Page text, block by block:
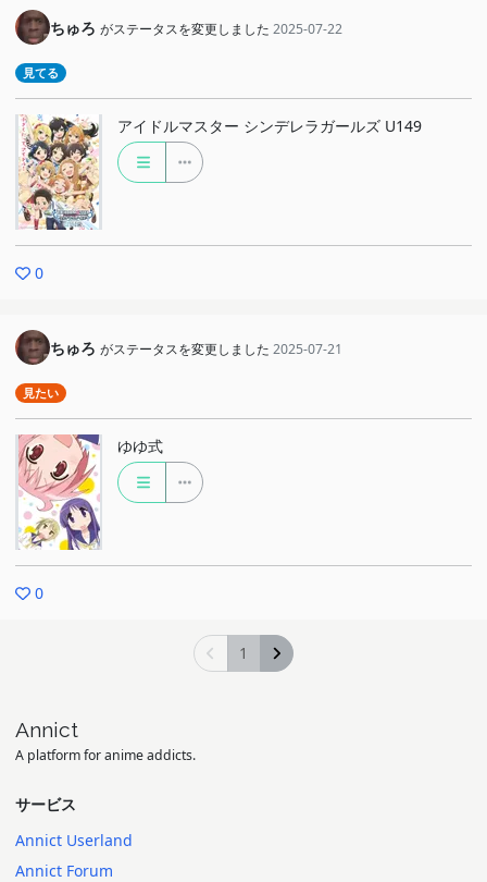
ちゅろ がステータスを変更しました 2025-07-22
見てる
アイドルマスター シンデレラガールズ U149
0
ちゅろ がステータスを変更しました 2025-07-21
見たい
ゆゆ式
0
1
Annict
A platform for anime addicts.
サービス
Annict Userland
Annict Forum